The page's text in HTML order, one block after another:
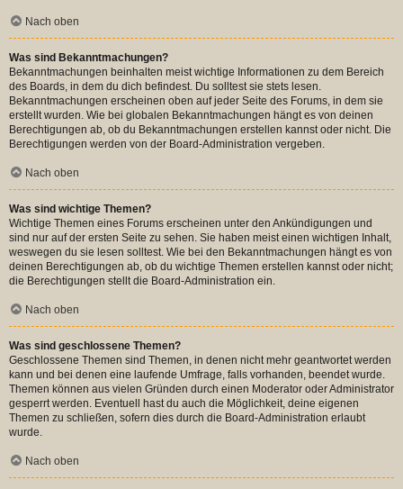
Nach oben
Was sind Bekanntmachungen?
Bekanntmachungen beinhalten meist wichtige Informationen zu dem Bereich
des Boards, in dem du dich befindest. Du solltest sie stets lesen.
Bekanntmachungen erscheinen oben auf jeder Seite des Forums, in dem sie
erstellt wurden. Wie bei globalen Bekanntmachungen hängt es von deinen
Berechtigungen ab, ob du Bekanntmachungen erstellen kannst oder nicht. Die
Berechtigungen werden von der Board-Administration vergeben.
Nach oben
Was sind wichtige Themen?
Wichtige Themen eines Forums erscheinen unter den Ankündigungen und
sind nur auf der ersten Seite zu sehen. Sie haben meist einen wichtigen Inhalt,
weswegen du sie lesen solltest. Wie bei den Bekanntmachungen hängt es von
deinen Berechtigungen ab, ob du wichtige Themen erstellen kannst oder nicht;
die Berechtigungen stellt die Board-Administration ein.
Nach oben
Was sind geschlossene Themen?
Geschlossene Themen sind Themen, in denen nicht mehr geantwortet werden
kann und bei denen eine laufende Umfrage, falls vorhanden, beendet wurde.
Themen können aus vielen Gründen durch einen Moderator oder Administrator
gesperrt werden. Eventuell hast du auch die Möglichkeit, deine eigenen
Themen zu schließen, sofern dies durch die Board-Administration erlaubt
wurde.
Nach oben